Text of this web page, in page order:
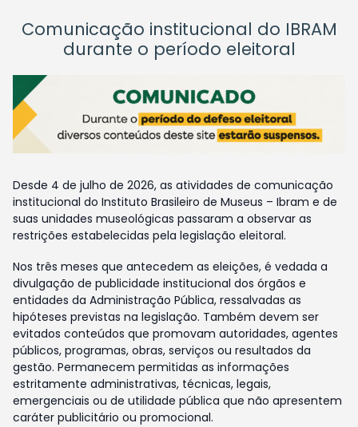
Comunicação institucional do IBRAM
durante o período eleitoral
Desde 4 de julho de 2026, as atividades de comunicação
institucional do Instituto Brasileiro de Museus – Ibram e de
suas unidades museológicas passaram a observar as
restrições estabelecidas pela legislação eleitoral.
Nos três meses que antecedem as eleições, é vedada a
divulgação de publicidade institucional dos órgãos e
entidades da Administração Pública, ressalvadas as
hipóteses previstas na legislação. Também devem ser
evitados conteúdos que promovam autoridades, agentes
públicos, programas, obras, serviços ou resultados da
gestão. Permanecem permitidas as informações
estritamente administrativas, técnicas, legais,
emergenciais ou de utilidade pública que não apresentem
caráter publicitário ou promocional.